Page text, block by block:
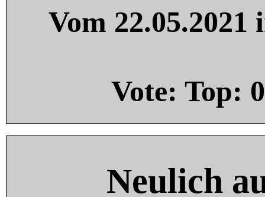
Vom
Vote: Top: 0
Neulich